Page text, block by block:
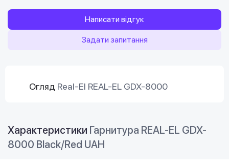
Написати відгук
Задати запитання
Огляд Real-El REAL-EL GDX-8000
Характеристики Гарнитура REAL-EL GDX-
8000 Black/Red UAH